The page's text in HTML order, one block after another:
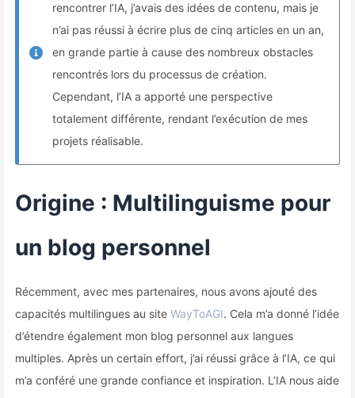
rencontrer l’IA, j’avais des idées de contenu, mais je
n’ai pas réussi à écrire plus de cinq articles en un an,
en grande partie à cause des nombreux obstacles
rencontrés lors du processus de création.
Cependant, l’IA a apporté une perspective
totalement différente, rendant l’exécution de mes
projets réalisable.
Origine : Multilinguisme pour
un blog personnel
Récemment, avec mes partenaires, nous avons ajouté des
capacités multilingues au site WayToAGI. Cela m’a donné l’idée
d’étendre également mon blog personnel aux langues
multiples. Après un certain effort, j’ai réussi grâce à l’IA, ce qui
m’a conféré une grande confiance et inspiration. L’IA nous aide